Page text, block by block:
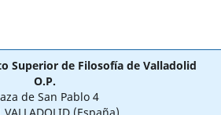
Superior de Filosofía de Valladolid
O.P.
de San Pablo 4
VALLADOLID (España)